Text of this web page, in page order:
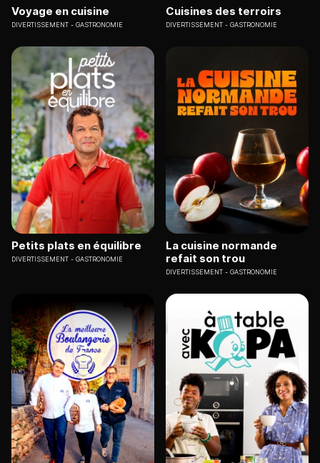
Voyage en cuisine
DIVERTISSEMENT GASTRONOMIE
Cuisines des terroirs
DIVERTISSEMENT GASTRONOMIE
Petits plats en équilibre
DIVERTISSEMENT GASTRONOMIE
La cuisine normande
refait son trou
DIVERTISSEMENT GASTRONOMIE